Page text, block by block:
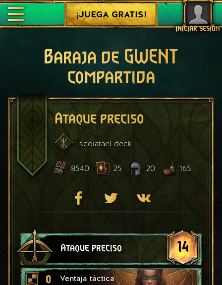
INICIAR SESIÓN
¡JUEGA GRATIS!
Baraja de GWENT
compartida
Ataque preciso
scoiatael deck
8540 25 20 165
Ataque preciso 14
0 Ventaja táctica